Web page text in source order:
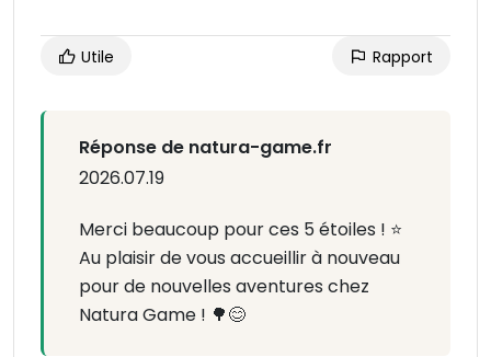
Utile Rapport
Réponse de natura-game.fr
2026.07.19
Merci beaucoup pour ces 5 étoiles ! ⭐
Au plaisir de vous accueillir à nouveau
pour de nouvelles aventures chez
Natura Game ! 🌳😊